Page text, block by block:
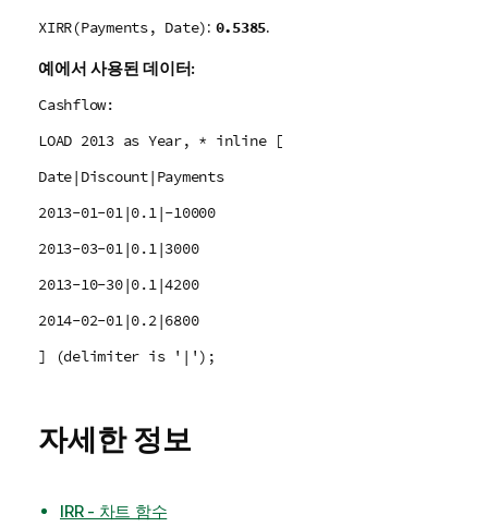
XIRR(Payments, Date): 0.5385.
예에서 사용된 데이터:
Cashflow:
LOAD 2013 as Year, * inline [
Date|Discount|Payments
2013-01-01|0.1|-10000
2013-03-01|0.1|3000
2013-10-30|0.1|4200
2014-02-01|0.2|6800
] (delimiter is '|');
자세한 정보
IRR - 차트 함수